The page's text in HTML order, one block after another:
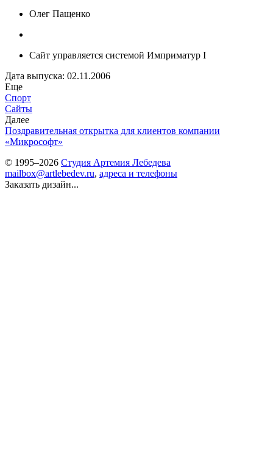
Олег Пащенко
Сайт управляется системой Имприматур I
Дата выпуска: 02.11.2006
Еще
Спорт
Сайты
Далее
Поздравительная открытка для клиентов компании
«Микрософт»
© 1995–2026 Студия Артемия Лебедева
mailbox@artlebedev.ru, адреса и телефоны
Заказать дизайн...